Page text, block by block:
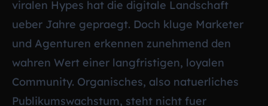
viralen Hypes hat die digitale Landschaft
ueber Jahre gepraegt. Doch kluge Marketer
und Agenturen erkennen zunehmend den
wahren Wert einer langfristigen, loyalen
Community. Organisches, also natuerliches
Publikumswachstum, steht nicht fuer